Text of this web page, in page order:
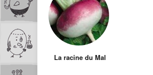
La racine du Mal